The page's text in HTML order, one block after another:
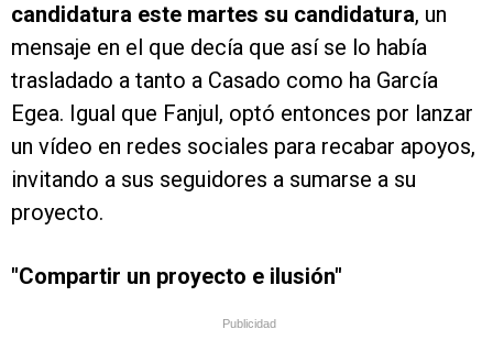
candidatura este martes su candidatura, un
mensaje en el que decía que así se lo había
trasladado a tanto a Casado como ha García
Egea. Igual que Fanjul, optó entonces por lanzar
un vídeo en redes sociales para recabar apoyos,
invitando a sus seguidores a sumarse a su
proyecto.
"Compartir un proyecto e ilusión"
Publicidad